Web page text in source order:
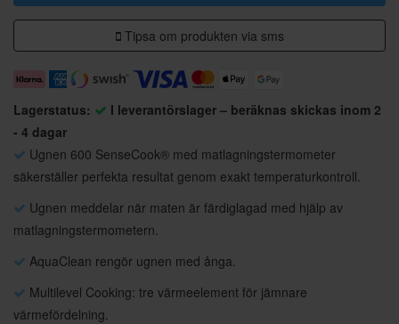
Tipsa om produkten via sms
Lagerstatus:
I leverantörslager – beräknas skickas inom 2
- 4 dagar
Ugnen 600 SenseCook® med matlagningstermometer
säkerställer perfekta resultat genom exakt temperaturkontroll.
Ugnen meddelar när maten är färdiglagad med hjälp av
matlagningstermometern.
AquaClean rengör ugnen med ånga.
Multilevel Cooking: tre värmeelement för jämnare
värmefördelning.